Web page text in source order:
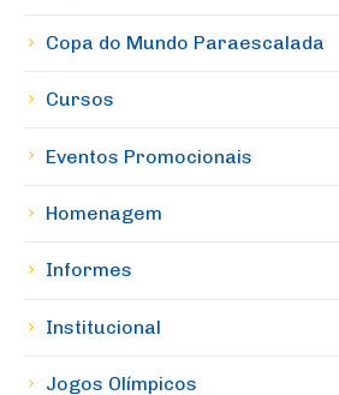
Copa do Mundo Paraescalada
Cursos
Eventos Promocionais
Homenagem
Informes
Institucional
Jogos Olímpicos